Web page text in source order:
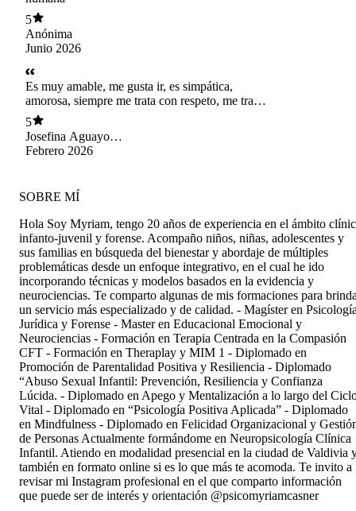
5
Anónima
Junio 2026
Es muy amable, me gusta ir, es simpática,
amorosa, siempre me trata con respeto, me trata
muy bien, me gusta hablar de cosas que me
duelen, gustan o me es difícil conversar en
familia con ella, me ayuda a sentirme mejor y
me hace sentir que puedo ser yo misma💞
5
Josefina Aguayo
Gaete
Febrero 2026
SOBRE MÍ
Hola Soy Myriam, tengo 20 años de experiencia en el ámbito
infanto-juvenil y forense. Acompaño niños, niñas, adolescentes y
sus familias en búsqueda del bienestar y abordaje de múltiples
problemáticas desde un enfoque integrativo, en el cual he ido
incorporando técnicas y modelos basados en la evidencia y
neurociencias. Te comparto algunas de mis formaciones para
un servicio más especializado y de calidad. - Magíster en
Jurídica y Forense - Master en Educacional Emocional y
Neurociencias - Formación en Terapia Centrada en la Compasión
CFT - Formación en Theraplay y MIM 1 - Diplomado en
Promoción de Parentalidad Positiva y Resiliencia - Diplomado
“Abuso Sexual Infantil: Prevención, Resiliencia y Confianza
Lúcida. - Diplomado en Apego y Mentalización a lo largo del
Vital - Diplomado en “Psicología Positiva Aplicada” - Diplomado
en Mindfulness - Diplomado en Felicidad Organizacional y
de Personas Actualmente formándome en Neuropsicología Clínica
Infantil. Atiendo en modalidad presencial en la ciudad de Valdivia
también en formato online si es lo que más te acomoda. Te invito a
revisar mi Instagram profesional en el que comparto información
que puede ser de interés y orientación @psicomyriamcasner